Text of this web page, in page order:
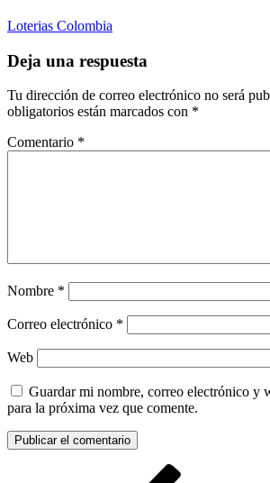
Loterias Colombia
Deja una respuesta
Tu dirección de correo electrónico no será
obligatorios están marcados con *
Comentario *
Nombre *
Correo electrónico *
Web
Guardar mi nombre, correo electrónico y
para la próxima vez que comente.